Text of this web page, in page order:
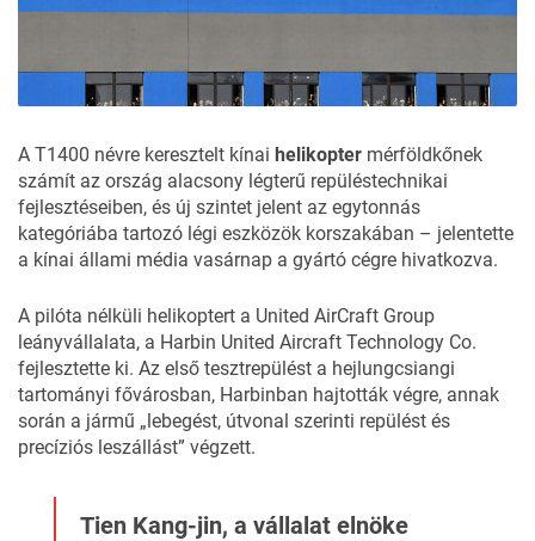
A T1400 névre keresztelt kínai helikopter mérföldkőnek
számít az ország alacsony légterű repüléstechnikai
fejlesztéseiben, és új szintet jelent az egytonnás
kategóriába tartozó légi eszközök korszakában – jelentette
a kínai állami média vasárnap a gyártó cégre hivatkozva.
A pilóta nélküli helikoptert a United AirCraft Group
leányvállalata, a Harbin United Aircraft Technology Co.
fejlesztette ki. Az első tesztrepülést a hejlungcsiangi
tartományi fővárosban, Harbinban hajtották végre, annak
során a jármű „lebegést, útvonal szerinti repülést és
precíziós leszállást” végzett.
Tien Kang-jin, a vállalat elnöke